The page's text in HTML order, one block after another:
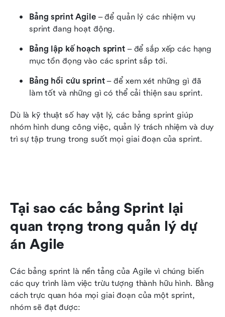
Bảng sprint Agile – để quản lý các nhiệm vụ
sprint đang hoạt động.
Bảng lập kế hoạch sprint – để sắp xếp các hạng
mục tồn đọng vào các sprint sắp tới.
Bảng hồi cứu sprint – để xem xét những gì đã
làm tốt và những gì có thể cải thiện sau sprint.
Dù là kỹ thuật số hay vật lý, các bảng sprint giúp
nhóm hình dung công việc, quản lý trách nhiệm và duy
trì sự tập trung trong suốt mọi giai đoạn của sprint.
Tại sao các bảng Sprint lại
quan trọng trong quản lý dự
án Agile
Các bảng sprint là nền tảng của Agile vì chúng biến
các quy trình làm việc trừu tượng thành hữu hình. Bằng
cách trực quan hóa mọi giai đoạn của một sprint,
nhóm sẽ đạt được: